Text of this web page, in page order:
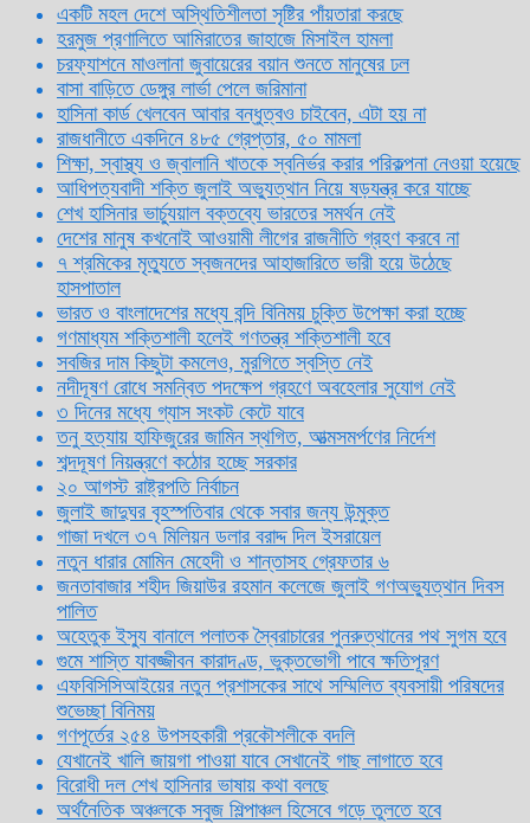
একটি মহল দেশে অস্থিতিশীলতা সৃষ্টির পাঁয়তারা করছে
হরমুজ প্রণালিতে আমিরাতের জাহাজে মিসাইল হামলা
চরফ্যাশনে মাওলানা জুবায়েরের বয়ান শুনতে মানুষের ঢল
বাসা বাড়িতে ডেঙ্গুর লার্ভা পেলে জরিমানা
হাসিনা কার্ড খেলবেন আবার বন্ধুত্বও চাইবেন, এটা হয় না
রাজধানীতে একদিনে ৪৮৫ গ্রেপ্তার, ৫০ মামলা
শিক্ষা, স্বাস্থ্য ও জ্বালানি খাতকে স্বনির্ভর করার পরিকল্পনা নেওয়া হয়েছে
আধিপত্যবাদী শক্তি জুলাই অভ্যুত্থান নিয়ে ষড়যন্ত্র করে যাচ্ছে
শেখ হাসিনার ভার্চ্যুয়াল বক্তব্যে ভারতের সমর্থন নেই
দেশের মানুষ কখনোই আওয়ামী লীগের রাজনীতি গ্রহণ করবে না
৭ শ্রমিকের মৃত্যুতে স্বজনদের আহাজারিতে ভারী হয়ে উঠেছে
হাসপাতাল
ভারত ও বাংলাদেশের মধ্যে বন্দি বিনিময় চুক্তি উপেক্ষা করা হচ্ছে
গণমাধ্যম শক্তিশালী হলেই গণতন্ত্র শক্তিশালী হবে
সবজির দাম কিছুটা কমলেও, মুরগিতে স্বস্তি নেই
নদীদূষণ রোধে সমন্বিত পদক্ষেপ গ্রহণে অবহেলার সুযোগ নেই
৩ দিনের মধ্যে গ্যাস সংকট কেটে যাবে
তনু হত্যায় হাফিজুরের জামিন স্থগিত, আত্মসমর্পণের নির্দেশ
শব্দদূষণ নিয়ন্ত্রণে কঠোর হচ্ছে সরকার
২০ আগস্ট রাষ্ট্রপতি নির্বাচন
জুলাই জাদুঘর বৃহস্পতিবার থেকে সবার জন্য উন্মুক্ত
গাজা দখলে ৩৭ মিলিয়ন ডলার বরাদ্দ দিল ইসরায়েল
নতুন ধারার মোমিন মেহেদী ও শান্তাসহ গ্রেফতার ৬
জনতাবাজার শহীদ জিয়াউর রহমান কলেজে জুলাই গণঅভ্যুত্থান দিবস
পালিত
অহেতুক ইস্যু বানালে পলাতক স্বৈরাচারের পুনরুত্থানের পথ সুগম হবে
গুমে শাস্তি যাবজ্জীবন কারাদণ্ড, ভুক্তভোগী পাবে ক্ষতিপূরণ
এফবিসিসিআইয়ের নতুন প্রশাসকের সাথে সম্মিলিত ব্যবসায়ী পরিষদের
শুভেচ্ছা বিনিময়
গণপূর্তের ২৫৪ উপসহকারী প্রকৌশলীকে বদলি
যেখানেই খালি জায়গা পাওয়া যাবে সেখানেই গাছ লাগাতে হবে
বিরোধী দল শেখ হাসিনার ভাষায় কথা বলছে
অর্থনৈতিক অঞ্চলকে সবুজ শিল্পাঞ্চল হিসেবে গড়ে তুলতে হবে